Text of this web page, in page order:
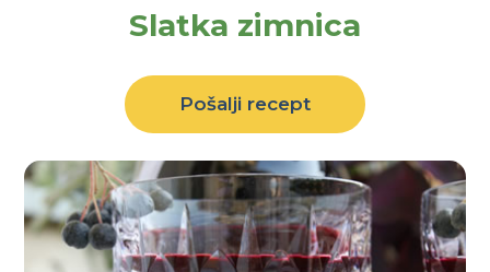
Slatka zimnica
Pošalji recept